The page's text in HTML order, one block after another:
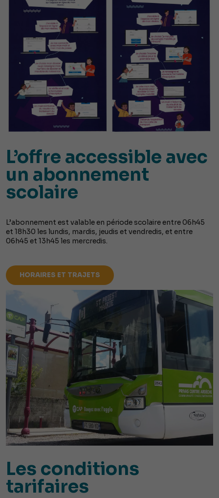
L’offre accessible avec
un abonnement
scolaire
L’abonnement est valable en période scolaire entre 06h45
et 18h30 les lundis, mardis, jeudis et vendredis, et entre
06h45 et 13h45 les mercredis.
HORAIRES ET TRAJETS
Les conditions
tarifaires